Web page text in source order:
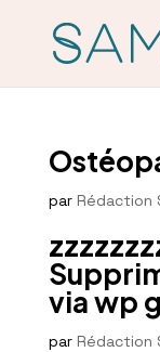
par Rédaction
via wp
par Rédaction